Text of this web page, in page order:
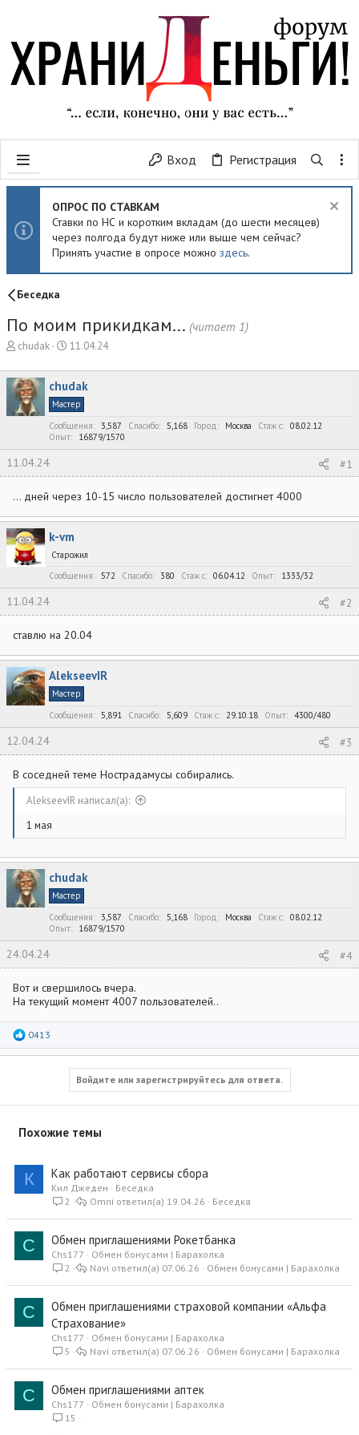
Вход Регистрация
ОПРОС ПО СТАВКАМ
Ставки по НС и коротким вкладам (до шести месяцев)
через полгода будут ниже или выше чем сейчас?
Принять участие в опросе можно здесь.
Беседка
По моим прикидкам... (читает 1)
А
т
о
р
т
м
ы
chudak
Д
т
а
н
ч
а
а
11.04.24
chudak
Мастер
Сообщения
3,587 Спасибо 5,168 Город Москва Стаж c
08.02.12
Опыт
16879/1570
11.04.24 #1
... дней через 10-15 число пользователей достигнет 4000
k-vm
Старожил
Сообщения
572 Спасибо 380 Стаж c 06.04.12 Опыт 1333/32
11.04.24 #2
ставлю на 20.04
AlekseevIR
Мастер
Сообщения
5,891 Спасибо 5,609 Стаж c 29.10.18 Опыт 4300/480
12.04.24 #3
В соседней теме Нострадамусы собирались.
AlekseevIR написал(а):
1 мая
chudak
Мастер
Сообщения
3,587 Спасибо 5,168 Город Москва Стаж c
08.02.12
Опыт
16879/1570
24.04.24 #4
Вот и свершилось вчера.
На текущий момент 4007 пользователей..
Р
а
0413
Войдите или зарегистрируйтесь для ответа.
Похожие темы
К Как работают сервисы сбора
Кил Джеден
Беседка
2
Беседка
19.04.26
Omni
C Обмен приглашениями Рокетбанка
Chs177
Обмен бонусами | Барахолка
2
Обмен бонусами | Барахолка
07.06.26
Navi
C
Обмен приглашениями страховой компании «Альфа
Страхование»
Chs177
Обмен бонусами | Барахолка
5
Обмен бонусами | Барахолка
07.06.26
Navi
C Обмен приглашениями аптек
Chs177
Обмен бонусами | Барахолка
15